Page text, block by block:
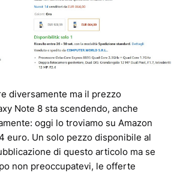
diversamente ma il prezzo
Note 8 sta scendendo, anche
oggi lo troviamo su Amazon
euro. Un solo pezzo disponibile al
di questo articolo ma se
non preoccupatevi, le offerte